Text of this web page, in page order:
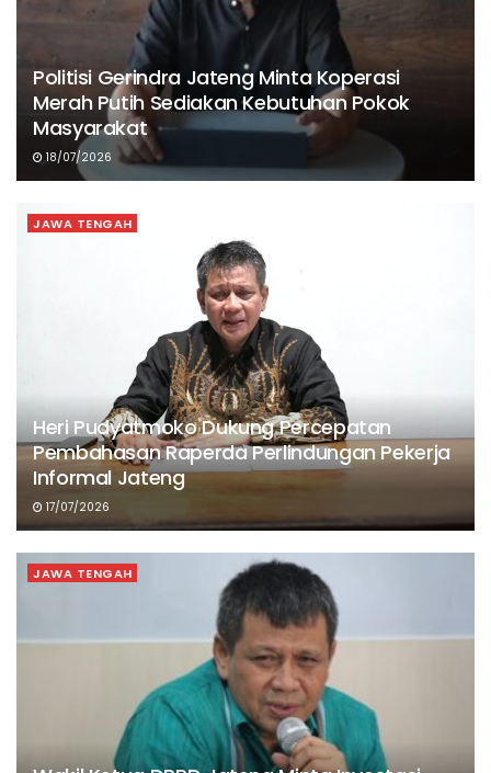
Politisi Gerindra Jateng Minta Koperasi
Merah Putih Sediakan Kebutuhan Pokok
Masyarakat
18/07/2026
JAWA TENGAH
Heri Pudyatmoko Dukung Percepatan
Pembahasan Raperda Perlindungan Pekerja
Informal Jateng
17/07/2026
JAWA TENGAH